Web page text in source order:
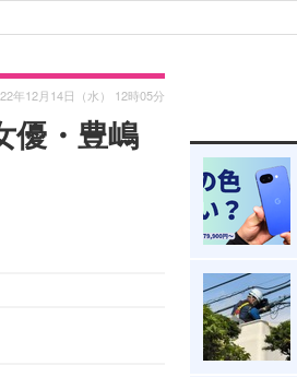
優・豊嶋
年12月14日（水） 12時05分